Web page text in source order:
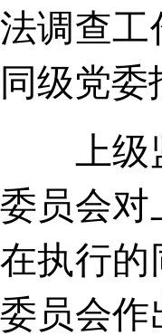
法调查工
同级党
上级监
委员会对
在执行的
委员会作